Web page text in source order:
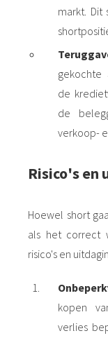
markt. Dit
gekochte
de
de
verkoop-
Risico's en
Hoewel short
als het correct
risico's en
kopen
verlies